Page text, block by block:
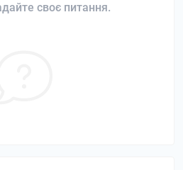
своє питання.